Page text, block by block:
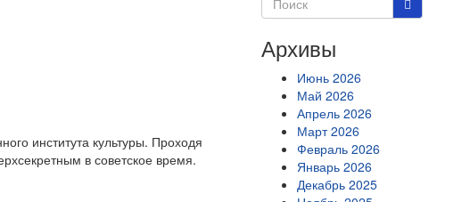
института культуры. Проходя
в советское время.
Архивы
Июнь 2026
Май 2026
Апрель 2026
Март 2026
Февраль 2026
Январь 2026
Декабрь 2025